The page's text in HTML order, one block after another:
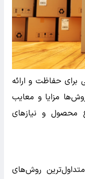
حفاظت و ارائه
مزایا و معایب
محصول و نیازهای
روش‌های